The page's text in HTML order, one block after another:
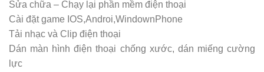
Sửa chữa – Chạy lại phần mềm điện thoại
Cài đặt game IOS,Androi,WindownPhone
Tải nhạc và Clip điện thoại
Dán màn hình điện thoại chống xước, dán miếng cường
lực